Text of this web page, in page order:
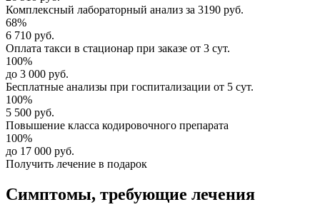
Комплексный лабораторный анализ за 3190 руб.
68%
6 710 руб.
Оплата такси в стационар при заказе от 3 сут.
100%
до 3 000 руб.
Бесплатные анализы при госпитализации от 5 сут.
100%
5 500 руб.
Повышение класса кодировочного препарата
100%
до 17 000 руб.
Получить лечение в подарок
Симптомы, требующие лечения